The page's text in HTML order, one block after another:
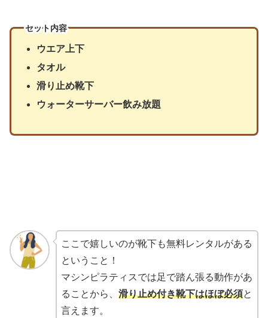
セット内容
ウエア上下
タオル
滑り止め靴下
ウォーターサーバー飲み放題
ここで嬉しいのが靴下も無料レンタルがある
ということ！
マシンピラティスでは足で踏ん張る動作があ
ることから、 滑り止め付き靴下はほぼ必須と
言えます。